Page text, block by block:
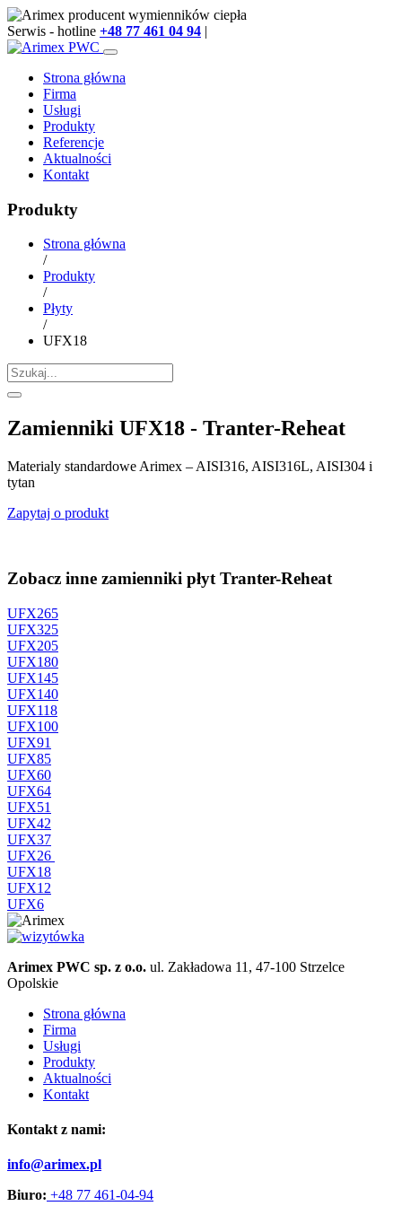
Serwis - hotline +48 77 461 04 94 |
Strona główna
Firma
Usługi
Produkty
Referencje
Aktualności
Kontakt
Produkty
Strona główna
/
Produkty
/
Płyty
/
UFX18
Zamienniki UFX18 - Tranter-Reheat
Materialy standardowe Arimex – AISI316, AISI316L, AISI304 i
tytan
Zapytaj o produkt
Zobacz inne zamienniki płyt Tranter-Reheat
UFX265
UFX325
UFX205
UFX180
UFX145
UFX140
UFX118
UFX100
UFX91
UFX85
UFX60
UFX64
UFX51
UFX42
UFX37
UFX26
UFX18
UFX12
UFX6
Arimex PWC sp. z o.o. ul. Zakładowa 11, 47-100 Strzelce
Opolskie
Strona główna
Firma
Usługi
Produkty
Aktualności
Kontakt
Kontakt z nami:
info@arimex.pl
Biuro: +48 77 461-04-94